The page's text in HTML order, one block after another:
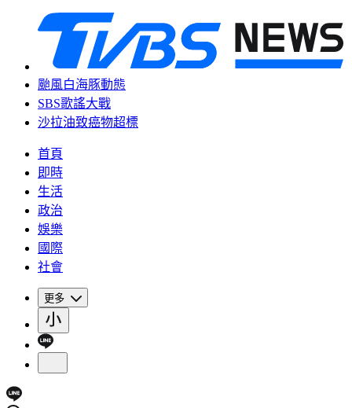
颱風白海豚動態
SBS歌謠大戰
沙拉油致癌物超標
首頁
即時
生活
政治
娛樂
國際
社會
更多